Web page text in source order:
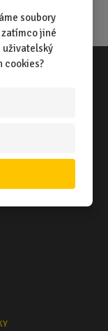
soubory
jiné
uživatelský
cookies?